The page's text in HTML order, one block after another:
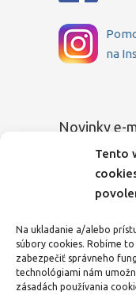
Tento
Na ukladanie a/alebo
súbory cookies. Robíme
zabezpečiť správneho
technológiami nám
zásadách používania
na
Novinky e-
Chcete sa
prvými?
my Vás
E-mailová